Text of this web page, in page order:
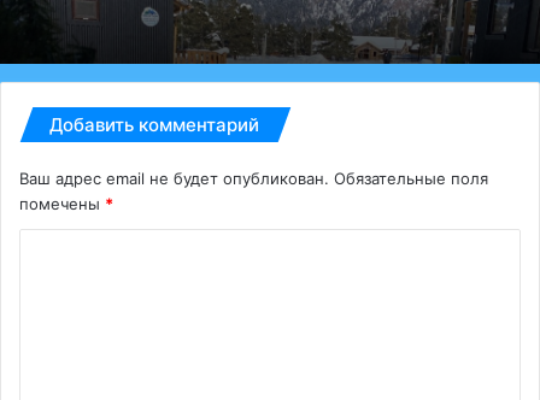
Добавить комментарий
Ваш адрес email не будет опубликован. Обязательные поля
помечены *